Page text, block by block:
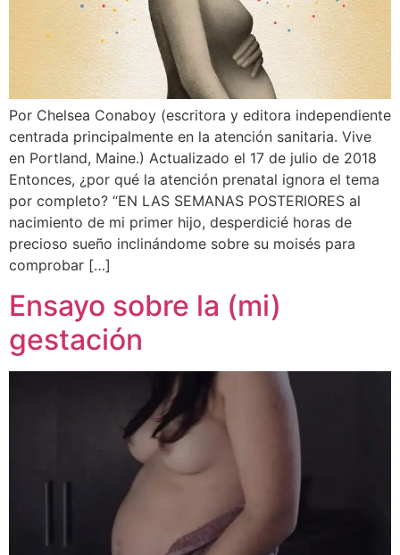
Por Chelsea Conaboy (escritora y editora independiente
centrada principalmente en la atención sanitaria. Vive
en Portland, Maine.) Actualizado el 17 de julio de 2018
Entonces, ¿por qué la atención prenatal ignora el tema
por completo? “EN LAS SEMANAS POSTERIORES al
nacimiento de mi primer hijo, desperdicié horas de
precioso sueño inclinándome sobre su moisés para
comprobar […]
Ensayo sobre la (mi)
gestación